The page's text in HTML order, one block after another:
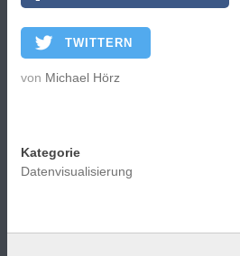
TWITTERN
von Michael Hörz
Kategorie
Datenvisualisierung